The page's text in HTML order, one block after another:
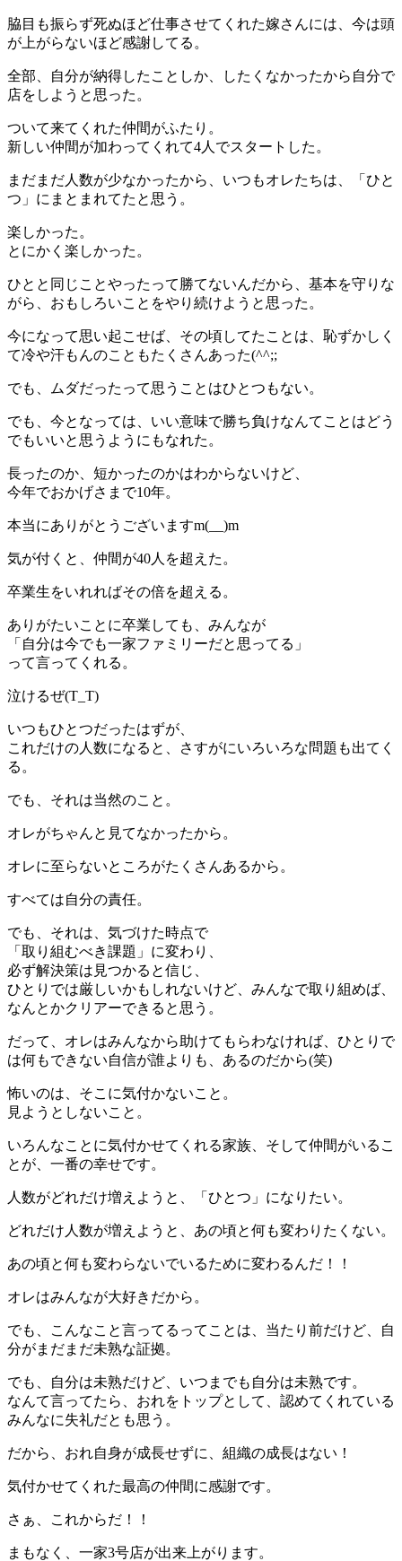
脇目も振らず死ぬほど仕事させてくれた嫁さんには、今は頭
が上がらないほど感謝してる。
全部、自分が納得したことしか、したくなかったから自分で
店をしようと思った。
ついて来てくれた仲間がふたり。
新しい仲間が加わってくれて4人でスタートした。
まだまだ人数が少なかったから、いつもオレたちは、「ひと
つ」にまとまれてたと思う。
楽しかった。
とにかく楽しかった。
ひとと同じことやったって勝てないんだから、基本を守りな
がら、おもしろいことをやり続けようと思った。
今になって思い起こせば、その頃してたことは、恥ずかしく
て冷や汗もんのこともたくさんあった(^^;;
でも、ムダだったって思うことはひとつもない。
でも、今となっては、いい意味で勝ち負けなんてことはどう
でもいいと思うようにもなれた。
長ったのか、短かったのかはわからないけど、
今年でおかげさまで10年。
本当にありがとうございますm(__)m
気が付くと、仲間が40人を超えた。
卒業生をいれればその倍を超える。
ありがたいことに卒業しても、みんなが
「自分は今でも一家ファミリーだと思ってる」
って言ってくれる。
泣けるぜ(T_T)
いつもひとつだったはずが、
これだけの人数になると、さすがにいろいろな問題も出てく
る。
でも、それは当然のこと。
オレがちゃんと見てなかったから。
オレに至らないところがたくさんあるから。
すべては自分の責任。
でも、それは、気づけた時点で
「取り組むべき課題」に変わり、
必ず解決策は見つかると信じ、
ひとりでは厳しいかもしれないけど、みんなで取り組めば、
なんとかクリアーできると思う。
だって、オレはみんなから助けてもらわなければ、ひとりで
は何もできない自信が誰よりも、あるのだから(笑)
怖いのは、そこに気付かないこと。
見ようとしないこと。
いろんなことに気付かせてくれる家族、そして仲間がいるこ
とが、一番の幸せです。
人数がどれだけ増えようと、「ひとつ」になりたい。
どれだけ人数が増えようと、あの頃と何も変わりたくない。
あの頃と何も変わらないでいるために変わるんだ！！
オレはみんなが大好きだから。
でも、こんなこと言ってるってことは、当たり前だけど、自
分がまだまだ未熟な証拠。
でも、自分は未熟だけど、いつまでも自分は未熟です。
なんて言ってたら、おれをトップとして、認めてくれている
みんなに失礼だとも思う。
だから、おれ自身が成長せずに、組織の成長はない！
気付かせてくれた最高の仲間に感謝です。
さぁ、これからだ！！
まもなく、一家3号店が出来上がります。